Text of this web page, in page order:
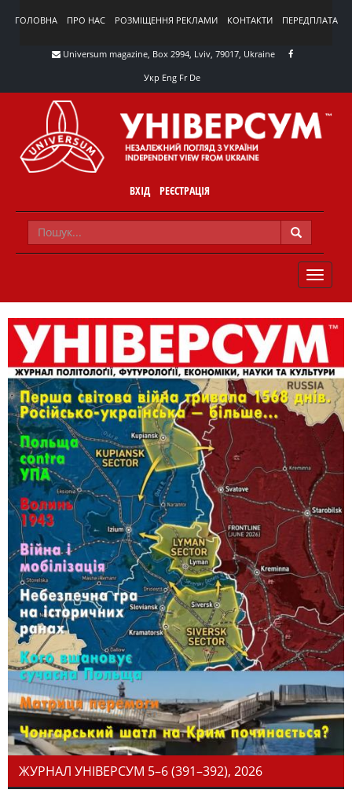
ГОЛОВНА ПРО НАС РОЗМІЩЕННЯ РЕКЛАМИ КОНТАКТИ ПЕРЕДПЛАТА
Universum magazine, Box 2994, Lviv, 79017, Ukraine
Укр Eng Fr De
ВХІД РЕЄСТРАЦІЯ
TOGGLE
ЖУРНАЛ УНІВЕРСУМ 5–6 (391–392), 2026